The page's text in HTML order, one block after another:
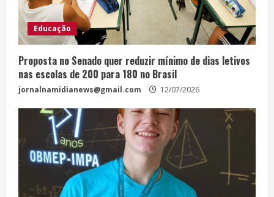
Educação
Proposta no Senado quer reduzir mínimo de dias letivos
nas escolas de 200 para 180 no Brasil
jornalnamidianews@gmail.com 12/07/2026